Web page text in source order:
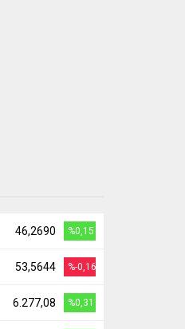
46,2690 %0,15
53,5644 %-0,16
6.277,08 %0,31